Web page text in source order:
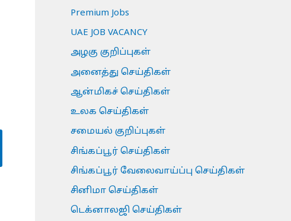
Premium Jobs
UAE JOB VACANCY
அழகு குறிப்புகள்
அனைத்து செய்திகள்
ஆன்மிகச் செய்திகள்
உலக செய்திகள்
சமையல் குறிப்புகள்
சிங்கப்பூர் செய்திகள்
சிங்கப்பூர் வேலைவாய்ப்பு செய்திகள்
சினிமா செய்திகள்
டெக்னாலஜி செய்திகள்